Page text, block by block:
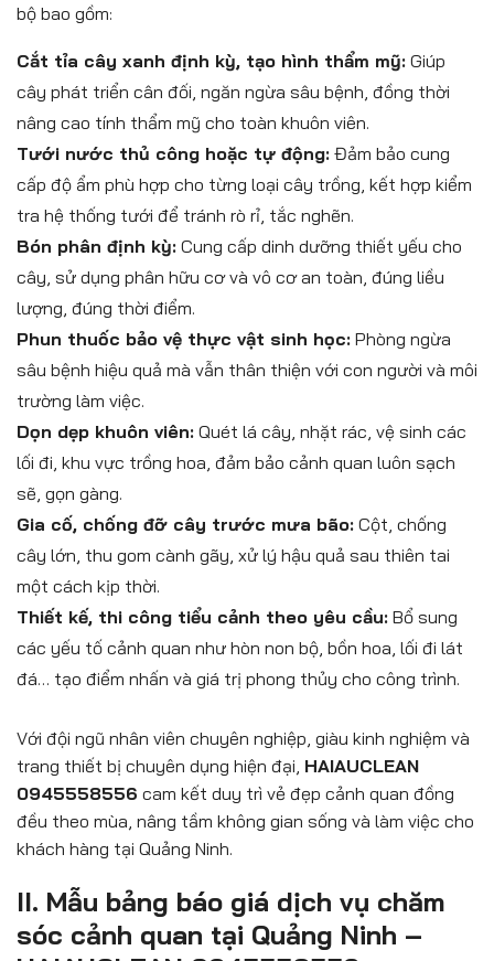
bộ bao gồm:
Cắt tỉa cây xanh định kỳ, tạo hình thẩm mỹ: Giúp
cây phát triển cân đối, ngăn ngừa sâu bệnh, đồng thời
nâng cao tính thẩm mỹ cho toàn khuôn viên.
Tưới nước thủ công hoặc tự động: Đảm bảo cung
cấp độ ẩm phù hợp cho từng loại cây trồng, kết hợp kiểm
tra hệ thống tưới để tránh rò rỉ, tắc nghẽn.
Bón phân định kỳ: Cung cấp dinh dưỡng thiết yếu cho
cây, sử dụng phân hữu cơ và vô cơ an toàn, đúng liều
lượng, đúng thời điểm.
Phun thuốc bảo vệ thực vật sinh học: Phòng ngừa
sâu bệnh hiệu quả mà vẫn thân thiện với con người và môi
trường làm việc.
Dọn dẹp khuôn viên: Quét lá cây, nhặt rác, vệ sinh các
lối đi, khu vực trồng hoa, đảm bảo cảnh quan luôn sạch
sẽ, gọn gàng.
Gia cố, chống đỡ cây trước mưa bão: Cột, chống
cây lớn, thu gom cành gãy, xử lý hậu quả sau thiên tai
một cách kịp thời.
Thiết kế, thi công tiểu cảnh theo yêu cầu: Bổ sung
các yếu tố cảnh quan như hòn non bộ, bồn hoa, lối đi lát
đá… tạo điểm nhấn và giá trị phong thủy cho công trình.
Với đội ngũ nhân viên chuyên nghiệp, giàu kinh nghiệm và
trang thiết bị chuyên dụng hiện đại, HAIAUCLEAN
0945558556 cam kết duy trì vẻ đẹp cảnh quan đồng
đều theo mùa, nâng tầm không gian sống và làm việc cho
khách hàng tại Quảng Ninh.
II. Mẫu bảng báo giá dịch vụ chăm
sóc cảnh quan tại Quảng Ninh –